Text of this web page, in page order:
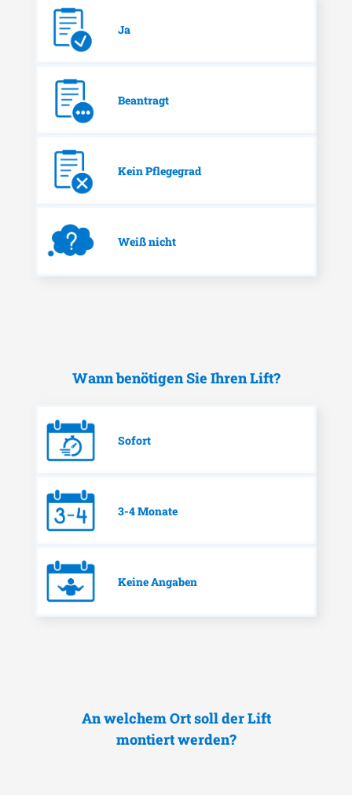
Ja
Beantragt
Kein Pflegegrad
Weiß nicht
Wann benötigen Sie Ihren Lift?
Sofort
3-4 Monate
Keine Angaben
An welchem Ort soll der Lift
montiert werden?